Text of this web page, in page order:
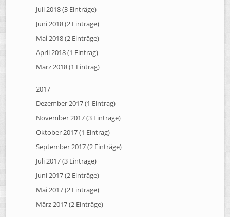
Juli 2018 (3 Einträge)
Juni 2018 (2 Einträge)
Mai 2018 (2 Einträge)
April 2018 (1 Eintrag)
März 2018 (1 Eintrag)
2017
Dezember 2017 (1 Eintrag)
November 2017 (3 Einträge)
Oktober 2017 (1 Eintrag)
September 2017 (2 Einträge)
Juli 2017 (3 Einträge)
Juni 2017 (2 Einträge)
Mai 2017 (2 Einträge)
März 2017 (2 Einträge)